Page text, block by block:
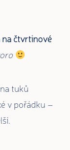
čtvrtinové
tuků
v pořádku –